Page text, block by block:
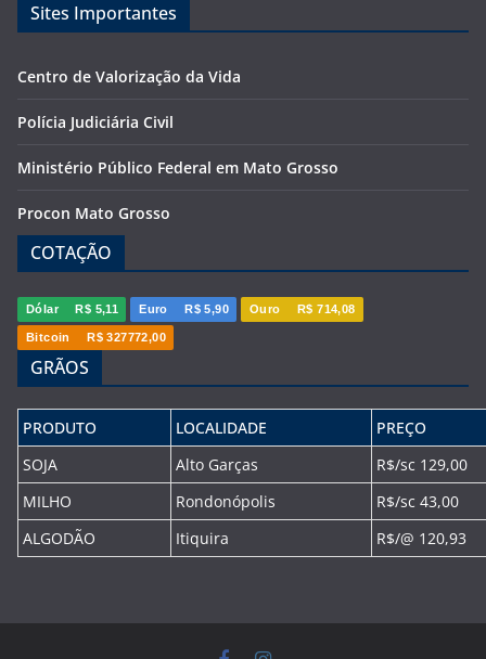
Sites Importantes
Centro de Valorização da Vida
Polícia Judiciária Civil
Ministério Público Federal em Mato Grosso
Procon Mato Grosso
COTAÇÃO
Dólar R$ 5,11 Euro R$ 5,90 Ouro R$ 714,08
Bitcoin R$ 327772,00
GRÃOS
PRODUTO LOCALIDADE
PREÇO
SOJA
Alto Garças
R$/sc 129,00
MILHO
Rondonópolis
R$/sc 43,00
ALGODÃO
Itiquira R$/@ 120,93